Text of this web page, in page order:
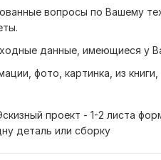
вопросы по Вашему
данные, имеющиеся у
фото, картинка, из
проект - 1-2 листа
деталь или сборку